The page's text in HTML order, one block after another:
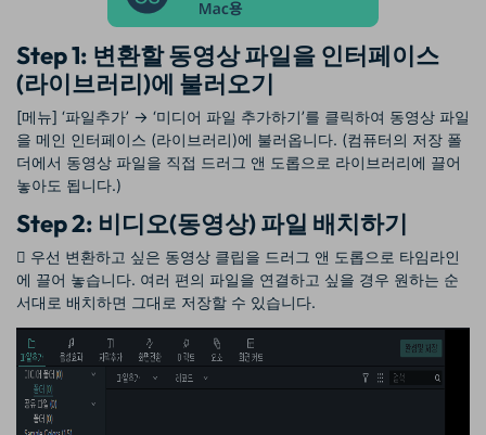
Step 1: 변환할 동영상 파일을 인터페이스
(라이브러리)에 불러오기
[메뉴] ‘파일추가’ → ‘미디어 파일 추가하기’를 클릭하여 동영상 파일
을 메인 인터페이스 (라이브러리)에 불러옵니다. (컴퓨터의 저장 폴
더에서 동영상 파일을 직접 드러그 앤 도롭으로 라이브러리에 끌어
놓아도 됩니다.)
Step 2: 비디오(동영상) 파일 배치하기
 우선 변환하고 싶은 동영상 클립을 드러그 앤 도롭으로 타임라인
에 끌어 놓습니다. 여러 편의 파일을 연결하고 싶을 경우 원하는 순
서대로 배치하면 그대로 저장할 수 있습니다.